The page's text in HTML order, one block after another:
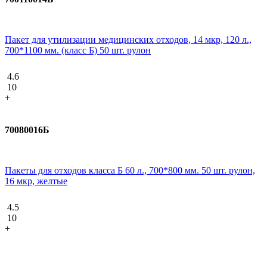
Пакет для утилизации медицинских отходов, 14 мкр, 120 л.,
700*1100 мм. (класс Б) 50 шт. рулон
4.6
10
+
70080016Б
Пакеты для отходов класса Б 60 л., 700*800 мм. 50 шт. рулон,
16 мкр, желтые
4.5
10
+